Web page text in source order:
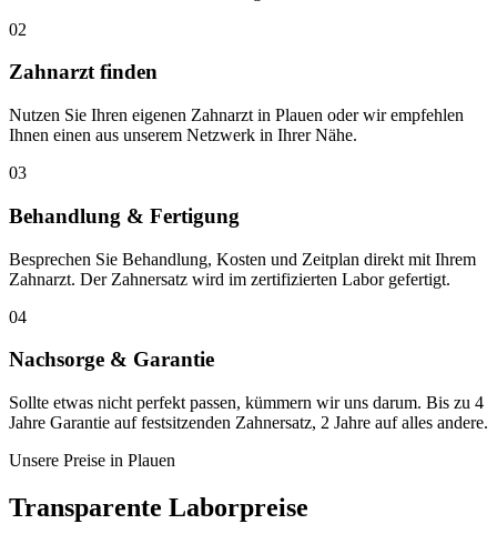
02
Zahnarzt finden
Nutzen Sie Ihren eigenen Zahnarzt in Plauen oder wir empfehlen
Ihnen einen aus unserem Netzwerk in Ihrer Nähe.
03
Behandlung & Fertigung
Besprechen Sie Behandlung, Kosten und Zeitplan direkt mit Ihrem
Zahnarzt. Der Zahnersatz wird im zertifizierten Labor gefertigt.
04
Nachsorge & Garantie
Sollte etwas nicht perfekt passen, kümmern wir uns darum. Bis zu 4
Jahre Garantie auf festsitzenden Zahnersatz, 2 Jahre auf alles andere.
Unsere Preise in Plauen
Transparente Laborpreise